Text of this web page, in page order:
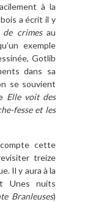
à la
a écrit il y
de crimesau
exemple
Gotlib
dans sa
se souvient
Elle voit des
fesse et les
cette
treize
Il y aura à la
Unes nuits
Branleuses)